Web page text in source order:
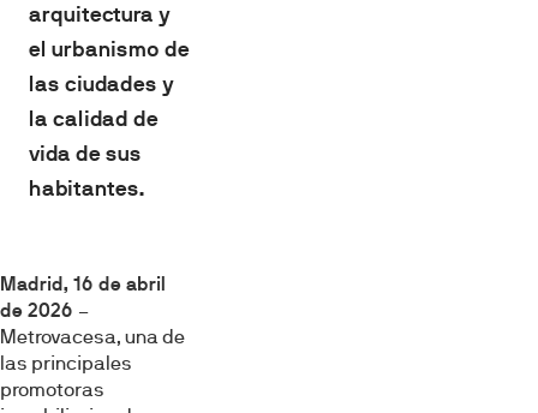
arquitectura y
el urbanismo de
las ciudades y
la calidad de
vida de sus
habitantes.
Madrid, 16 de abril
de 2026 –
Metrovacesa, una de
las principales
promotoras